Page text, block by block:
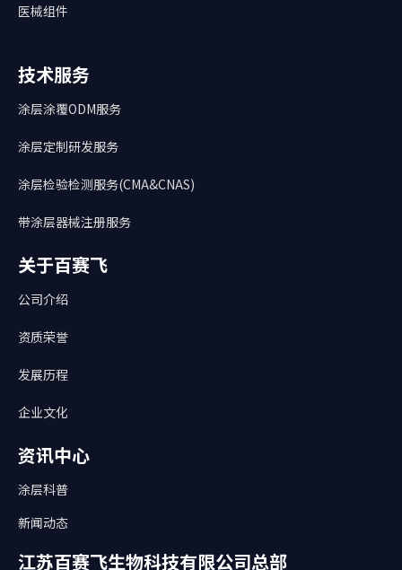
医械组件
技术服务
涂层涂覆ODM服务
涂层定制研发服务
涂层检验检测服务(CMA&CNAS)
带涂层器械注册服务
关于百赛飞
公司介绍
资质荣誉
发展历程
企业文化
资讯中心
涂层科普
新闻动态
江苏百赛飞生物科技有限公司总部